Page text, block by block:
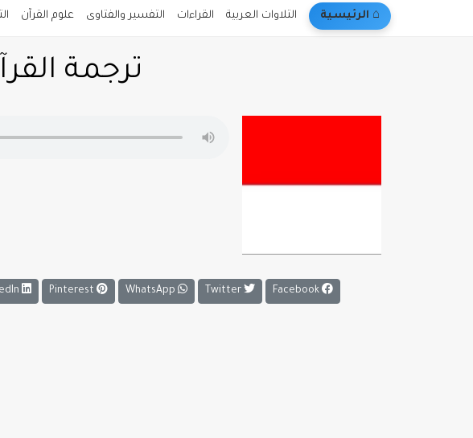
⌂︎ الرئيسية التلاوات العربية القراءات التفسير والفتاوى علوم القرآن
ترجمة
Facebook
Twitter